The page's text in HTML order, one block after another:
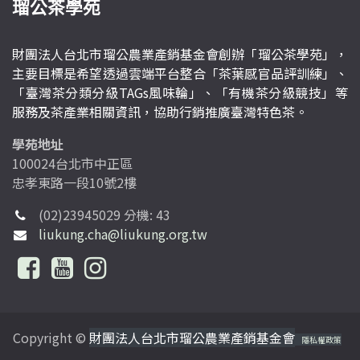
瑠公茶學苑
財團法人台北市瑠公農業產銷基金會創辦「瑠公茶學苑」，
主要目標是希望透過雲端平台整合「茶葉感官品評訓練」、
「臺灣茶分類分級TAGs風味輪」、「有機茶分級競技」等
服務及茶產業相關資訊，協助行銷推廣臺灣特色茶。
學苑地址
100024台北市中正區
忠孝東路一段10號2樓
(02)23945029 分機: 43
liukung.cha@liukung.org.tw
Copyright © 財團法人台北市瑠公農業產銷基金會 隱私權政策